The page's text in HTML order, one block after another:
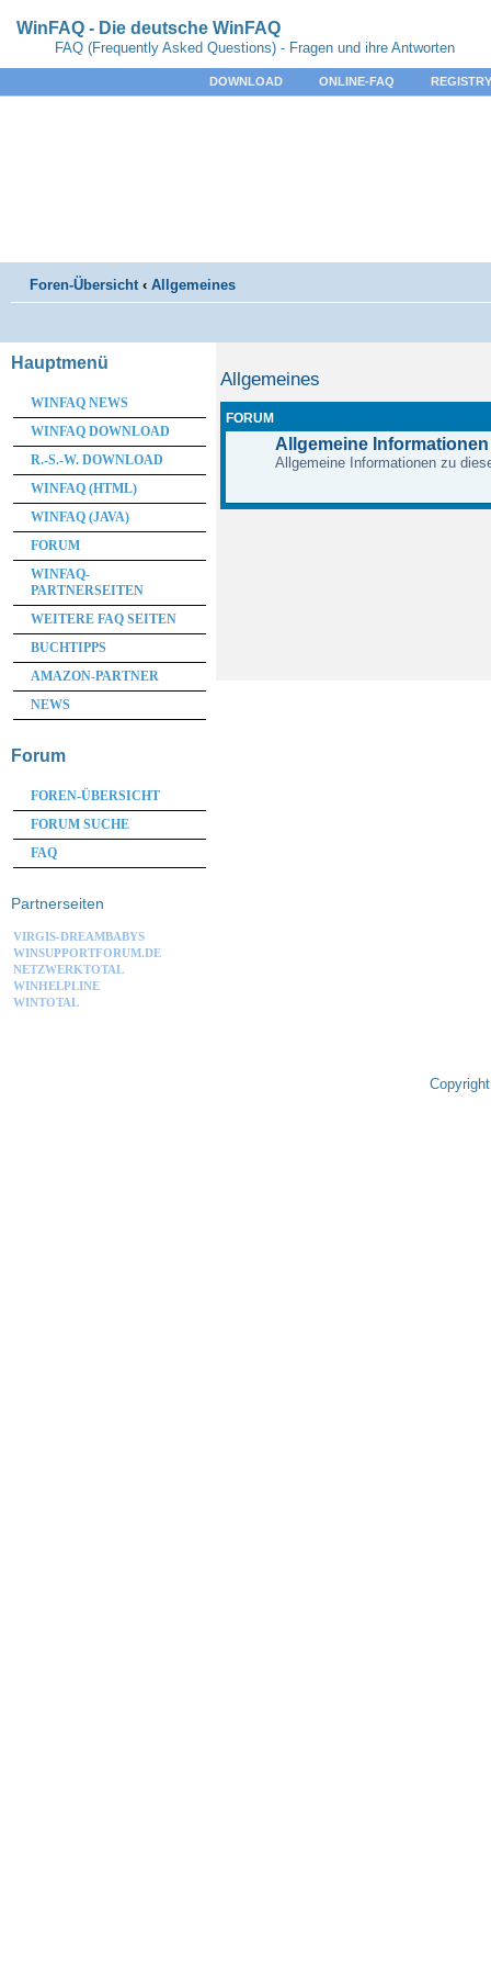
WinFAQ - Die deutsche WinFAQ
FAQ (Frequently Asked Questions) - Fragen und ihre Antworten
DOWNLOAD ONLINE-FAQ
Foren-Übersicht ‹ Allgemeines
Allgemeines
FORUM
Allgemeine Informationen
Allgemeine Informationen zu
Hauptmenü
WINFAQ NEWS
WINFAQ DOWNLOAD
R.-S.-W. DOWNLOAD
WINFAQ (HTML)
WINFAQ (JAVA)
FORUM
WINFAQ-
PARTNERSEITEN
WEITERE FAQ SEITEN
BUCHTIPPS
AMAZON-PARTNER
NEWS
Forum
FOREN-ÜBERSICHT
FORUM SUCHE
FAQ
Partnerseiten
VIRGIS-DREAMBABYS
WINSUPPORTFORUM.DE
NETZWERKTOTAL
WINHELPLINE
WINTOTAL